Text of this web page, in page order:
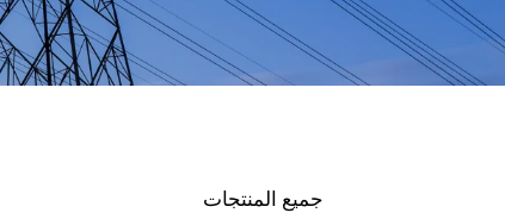
جميع المنتجات